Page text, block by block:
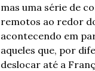
mas uma série de
remotos ao redor
acontecendo em
aqueles que, por
deslocar até a